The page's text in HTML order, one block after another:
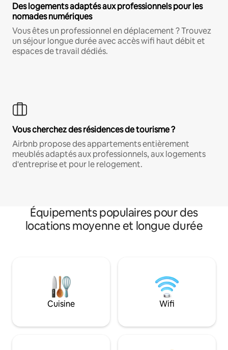
Des logements adaptés aux professionnels pour les
nomades numériques
Vous êtes un professionnel en déplacement ? Trouvez
un séjour longue durée avec accès wifi haut débit et
espaces de travail dédiés.
Vous cherchez des résidences de tourisme ?
Airbnb propose des appartements entièrement
meublés adaptés aux professionnels, aux logements
d'entreprise et pour le relogement.
Équipements populaires pour des
locations moyenne et longue durée
Cuisine Wifi